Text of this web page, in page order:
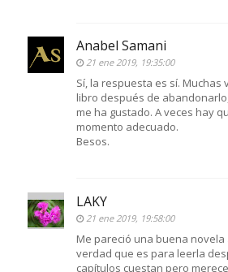
Anabel Samani
21 ene 2019, 19:35:00
Sí, la respuesta es sí. Muchas
libro después de
me ha gustado. A veces hay
momento adecuado.
Besos.
LAKY
21 ene 2019, 19:58:00
Me pareció una buena
verdad que es para leerla
capítulos cuestan pero